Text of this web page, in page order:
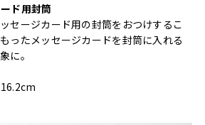
ド用封筒
セージカード用の封筒をおつけするこ
ったメッセージカードを封筒に入れる
に。